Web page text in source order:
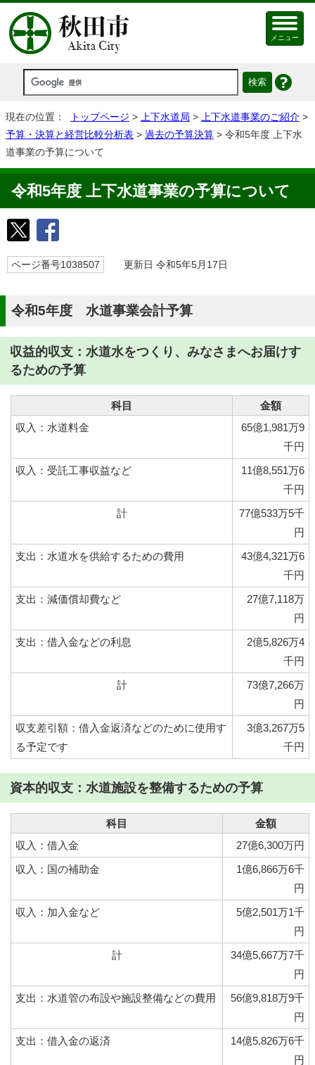
メニュー
現在の位置： トップページ > 上下水道局 > 上下水道事業のご紹介 >
予算・決算と経営比較分析表 > 過去の予算決算 > 令和5年度 上下水
道事業の予算について
令和5年度 上下水道事業の予算について
ページ番号1038507 更新日 令和5年5月17日
令和5年度 水道事業会計予算
収益的収支：水道水をつくり、みなさまへお届けす
るための予算
科目
金額
収入：水道料金
65億1,981万9
千円
収入：受託工事収益など
11億8,551万6
千円
計
77億533万5千
円
支出：水道水を供給するための費用
43億4,321万6
千円
支出：減価償却費など
27億7,118万
円
支出：借入金などの利息
2億5,826万4
千円
計
73億7,266万
円
収支差引額：借入金返済などのために使用す
る予定です
3億3,267万5
千円
資本的収支：水道施設を整備するための予算
科目
金額
収入：借入金
27億6,300万円
収入：国の補助金
1億6,866万6千
円
収入：加入金など
5億2,501万1千
円
計
34億5,667万7千
円
支出：水道管の布設や施設整備などの費用
56億9,818万9千
円
支出：借入金の返済
14億5,826万6千
円